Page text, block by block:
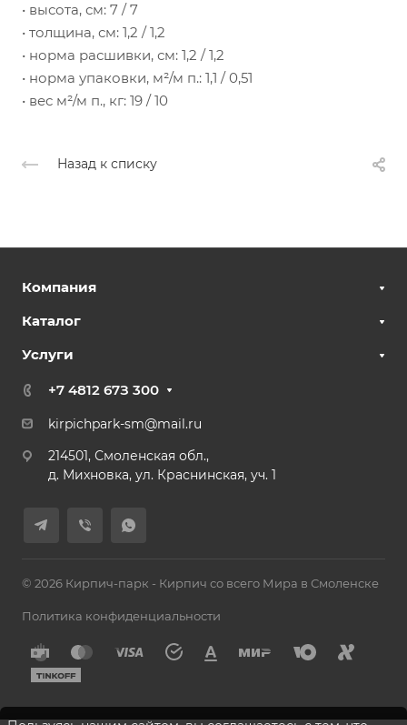
• высота, см: 7 / 7
• толщина, см: 1,2 / 1,2
• норма расшивки, см: 1,2 / 1,2
• норма упаковки, м²/м п.: 1,1 / 0,51
• вес м²/м п., кг: 19 / 10
Назад к списку
Компания
Каталог
Услуги
+7 4812 67З 300
kirpichpark-sm@mail.ru
214501, Смоленская обл.,
д. Михновка, ул. Краснинская, уч. 1
© 2026 Кирпич-парк - Кирпич со всего Мира в Смоленске
Политика конфиденциальности